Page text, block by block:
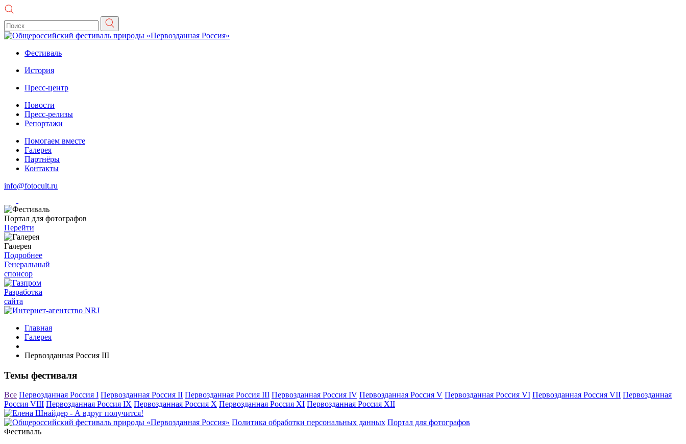
Фестиваль
История
Пресс-центр
Новости
Пресс-релизы
Репортажи
Помогаем вместе
Галерея
Партнёры
Контакты
info@fotocult.ru
Портал для фотографов
Перейти
Галерея
Подробнее
Генеральный
спонсор
Разработка
сайта
Главная
Галерея
Первозданная Россия III
Темы фестиваля
Все Первозданная Россия I Первозданная Россия II Первозданная Россия III Первозданная Россия IV Первозданная Россия V Первозданная Россия VI Первозданная Россия VII Первозданная
Россия VIII Первозданная Россия IX Первозданная Россия X Первозданная Россия XI Первозданная Россия XII
Политика обработки персональных данных Портал для фотографов
Фестиваль